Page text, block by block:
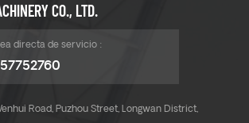
CO., LTD.
directa de servicio :
Road, Puzhou Street, Longwan District,